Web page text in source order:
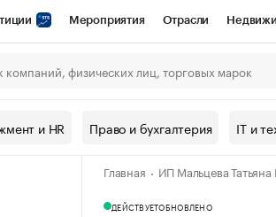
Мероприятия Отрасли
СПб Спецпроекты Проверка
Рынок наличной валюты
и HR Право и бухгалтерия IT и
Главная ИП Мальцева
ДЕЙСТВУЕТОБНОВЛЕНО